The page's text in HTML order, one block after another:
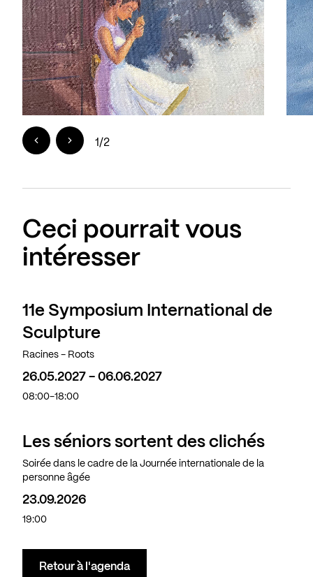
1/2
Ceci pourrait vous
intéresser
11e Symposium International de
Sculpture
Racines - Roots
26.05.2027 - 06.06.2027
08:00-18:00
Les séniors sortent des clichés
Soirée dans le cadre de la Journée internationale de la
personne âgée
23.09.2026
19:00
Retour à l'agenda